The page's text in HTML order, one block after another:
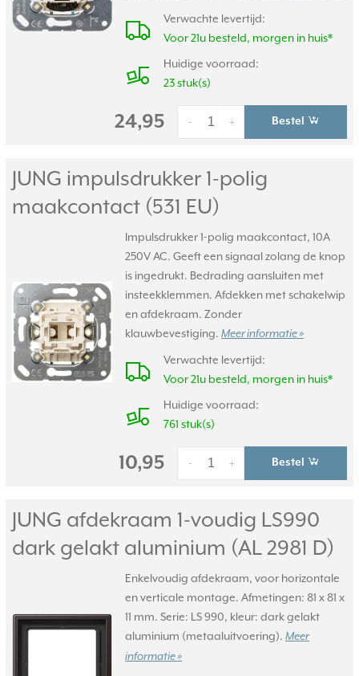
Verwachte levertijd:
Voor 21u besteld, morgen in huis*
Huidige voorraad:
23 stuk(s)
24,95 +
- Bestel
JUNG impulsdrukker 1-polig
maakcontact (531 EU)
Impulsdrukker 1-polig maakcontact, 10A
250V AC. Geeft een signaal zolang de knop
is ingedrukt. Bedrading aansluiten met
insteekklemmen. Afdekken met schakelwip
en afdekraam. Zonder
klauwbevestiging. Meer informatie »
Verwachte levertijd:
Voor 21u besteld, morgen in huis*
Huidige voorraad:
761 stuk(s)
10,95 +
- Bestel
JUNG afdekraam 1-voudig LS990
dark gelakt aluminium (AL 2981 D)
Enkelvoudig afdekraam, voor horizontale
en verticale montage. Afmetingen: 81 x 81 x
11 mm. Serie: LS 990, kleur: dark gelakt
aluminium (metaaluitvoering). Meer
informatie »